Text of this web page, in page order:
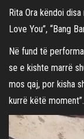
Rita Ora këndoi
Love You”, “Bang
Në fund të
se e kishte marrë
mos qaj, por kisha
kurrë këtë